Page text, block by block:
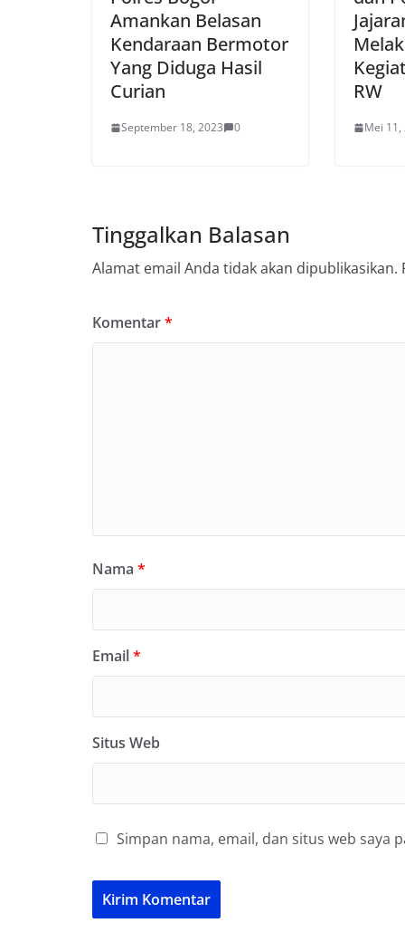
Amankan Belasan
Kendaraan Bermotor
Yang Diduga Hasil
Curian
September 18, 2023 0
RW
Mei 11,
Tinggalkan Balasan
Alamat email Anda tidak akan dipublikasikan.
Komentar*
Nama *
Email*
Situs Web
Simpan nama, email, dan situs web